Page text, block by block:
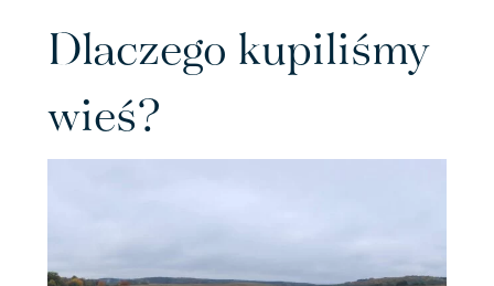
Dlaczego kupiliśmy
wieś?